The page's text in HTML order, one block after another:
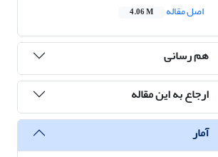
اصل مقاله
4.06 M
هم رسانی
ارجاع به این مقاله
آمار